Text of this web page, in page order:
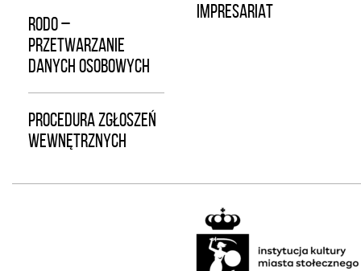
RODO –
PRZETWARZANIE
DANYCH OSOBOWYCH
PROCEDURA ZGŁOSZEŃ
WEWNĘTRZNYCH
IMPRESARIAT